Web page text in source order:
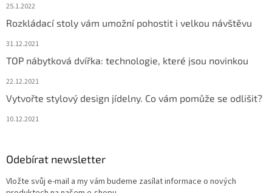
25.1.2022
Rozkládací stoly vám umožní pohostit i velkou návštěvu
31.12.2021
TOP nábytková dvířka: technologie, které jsou novinkou
22.12.2021
Vytvořte stylový design jídelny. Co vám pomůže se odlišit?
10.12.2021
Odebírat newsletter
Vložte svůj e-mail a my vám budeme zasílat informace o nových